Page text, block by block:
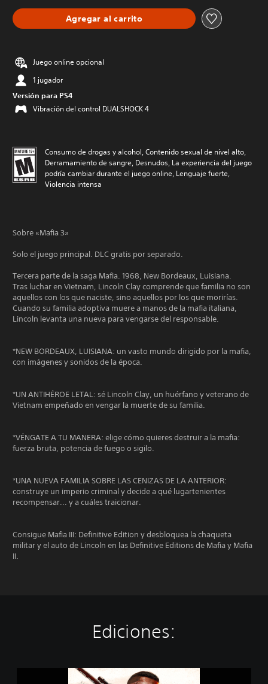
Agregar al carrito
Juego online opcional
1 jugador
Versión para PS4
Vibración del control DUALSHOCK 4
Consumo de drogas y alcohol, Contenido sexual de nivel alto,
Derramamiento de sangre, Desnudos, La experiencia del juego
podría cambiar durante el juego online, Lenguaje fuerte,
Violencia intensa
Sobre «Mafia 3»
Solo el juego principal. DLC gratis por separado.
Tercera parte de la saga Mafia. 1968, New Bordeaux, Luisiana.
Tras luchar en Vietnam, Lincoln Clay comprende que familia no son
aquellos con los que naciste, sino aquellos por los que morirías.
Cuando su familia adoptiva muere a manos de la mafia italiana,
Lincoln levanta una nueva para vengarse del responsable.
*NEW BORDEAUX, LUISIANA: un vasto mundo dirigido por la mafia,
con imágenes y sonidos de la época.
*UN ANTIHÉROE LETAL: sé Lincoln Clay, un huérfano y veterano de
Vietnam empeñado en vengar la muerte de su familia.
*VÉNGATE A TU MANERA: elige cómo quieres destruir a la mafia:
fuerza bruta, potencia de fuego o sigilo.
*UNA NUEVA FAMILIA SOBRE LAS CENIZAS DE LA ANTERIOR:
construye un imperio criminal y decide a qué lugartenientes
recompensar... y a cuáles traicionar.
Consigue Mafia III: Definitive Edition y desbloquea la chaqueta
militar y el auto de Lincoln en las Definitive Editions de Mafia y Mafia
II.
Ediciones: